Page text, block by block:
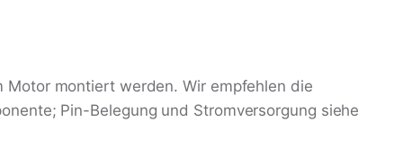
montiert werden. Wir empfehlen die
Pin-Belegung und Stromversorgung siehe